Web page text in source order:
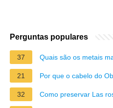
Perguntas populares
37 Quais são os metais
21 Por que o cabelo do
32 Como preservar Las